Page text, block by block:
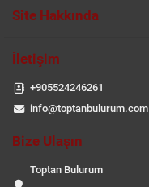
Site Hakkında
İletişim
+905524246261
info@toptanbulurum.com
Bize Ulaşın
Toptan Bulurum